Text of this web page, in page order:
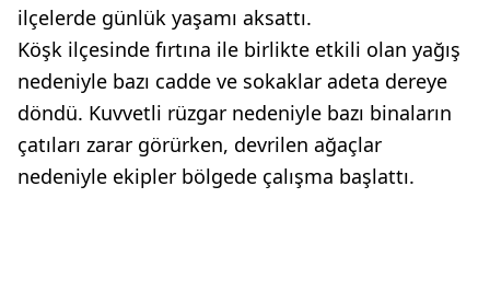
ilçelerde günlük yaşamı aksattı.
Köşk ilçesinde fırtına ile birlikte etkili olan yağış
nedeniyle bazı cadde ve sokaklar adeta dereye
döndü. Kuvvetli rüzgar nedeniyle bazı binaların
çatıları zarar görürken, devrilen ağaçlar
nedeniyle ekipler bölgede çalışma başlattı.